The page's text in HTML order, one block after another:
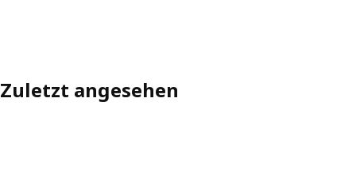
Zuletzt angesehen